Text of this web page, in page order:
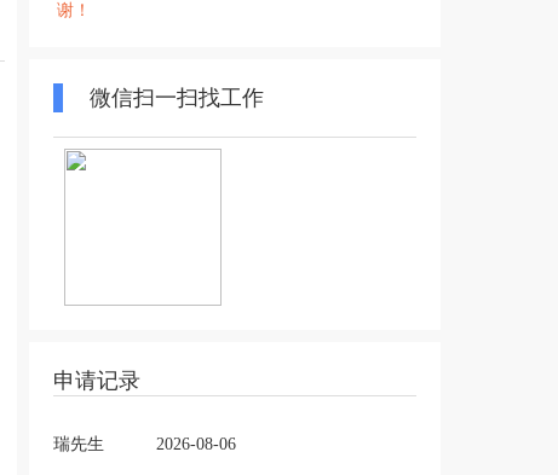
谢！
微信扫一扫找工作
申请记录
瑞先生 2026-08-06